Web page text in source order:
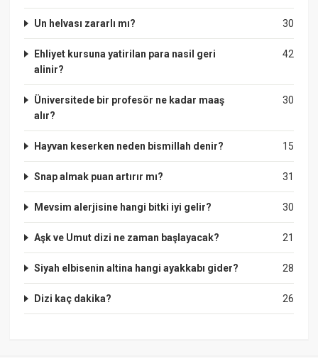
30
Un helvası zararlı mı?
42
Ehliyet kursuna yatirilan para nasil geri
alinir?
30
Üniversitede bir profesör ne kadar maaş
alır?
15
Hayvan keserken neden bismillah denir?
31
Snap almak puan artırır mı?
30
Mevsim alerjisine hangi bitki iyi gelir?
21
Aşk ve Umut dizi ne zaman başlayacak?
28
Siyah elbisenin altina hangi ayakkabı gider?
26
Dizi kaç dakika?